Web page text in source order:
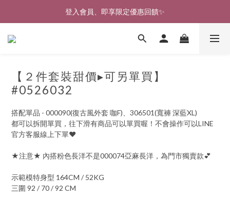
🎉新北淡水實體門市🤗歡迎蒞臨試穿🎉
登入會員、即享限定優惠回饋✨
🎉新北淡水實體門市🤗歡迎蒞臨試穿🎉
【２件套裝甜價▸可另單買】
#0526032
搭配單品 - 000090(復古風外套 咖F)、306501(寬褲 深藍XL)
都可以拆開單買，往下滑有商品可以單買喔！不會操作可以LINE
官方客服線上下單♥
★注意★ 內搭粉色長洋不是000074亞麻長洋，為門市獨賣款💕
示範模特身型 164CM / 52KG
三圍 92 / 70 / 92 CM